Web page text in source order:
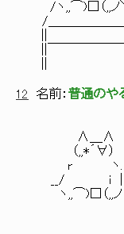
/ヽ,,⌒)□（
/＿＿＿＿＿
12 名前： 普通のや
∧＿∧
（,,*´∀）
r ヽ.
__/ i
ヽ,,⌒)□（,,ノ